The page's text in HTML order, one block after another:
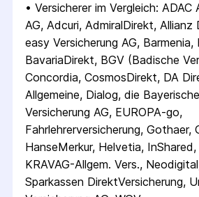
• Versicherer im Vergleich: ADAC
AG, Adcuri, AdmiralDirekt, Allianz
easy Versicherung AG, Barmenia,
BavariaDirekt, BGV (Badische
Concordia, CosmosDirekt, DA
Allgemeine, Dialog, die
Versicherung AG, EUROPA-go,
Fahrlehrerversicherung, Gothaer,
HanseMerkur, Helvetia,
KRAVAG-Allgem. Vers.,
Sparkassen DirektVersicherung,